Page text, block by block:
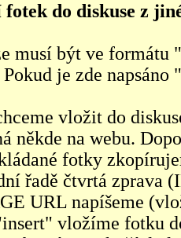
do diskuse z
musí být ve
je zde
vložit do
někde na webu.
fotky
řadě čtvrtá zprava
URL napíšeme
vložíme fotku